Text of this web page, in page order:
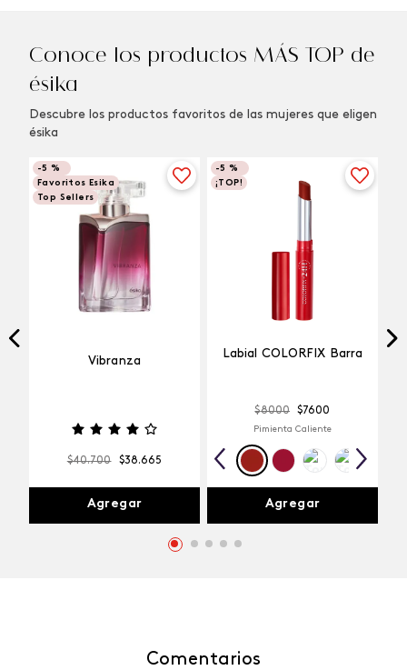
Conoce los productos MÁS TOP de
ésika
Descubre los productos favoritos de las mujeres que eligen
ésika
-5 %
Favoritos Esika
Top Sellers
Vibranza
$40.700 $38.665
Agregar
-5 %
¡TOP!
Labial COLORFIX Barra
$8000 $7600
Pimienta Caliente
Agregar
Comentarios